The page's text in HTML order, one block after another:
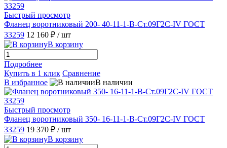
Быстрый просмотр
Фланец воротниковый 200- 40-11-1-B-Ст.09Г2С-IV ГОСТ
33259 12 160 ₽ / шт
В корзину
Подробнее
Купить в 1 клик Сравнение
В избранное
В наличии
Быстрый просмотр
Фланец воротниковый 350- 16-11-1-B-Ст.09Г2С-IV ГОСТ
33259 19 370 ₽ / шт
В корзину